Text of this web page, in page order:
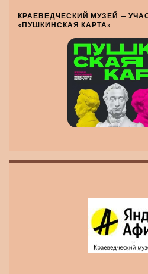
КРАЕВЕДЧЕСКИЙ МУЗЕЙ —
«ПУШКИНСКАЯ КАРТА»